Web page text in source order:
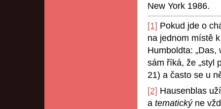
New York 1986.
[1] Pokud jde o
na jednom místě
Humboldta:
sám říká, že „styl
21) a často se u
[2] Hausenblas
a tematický ne